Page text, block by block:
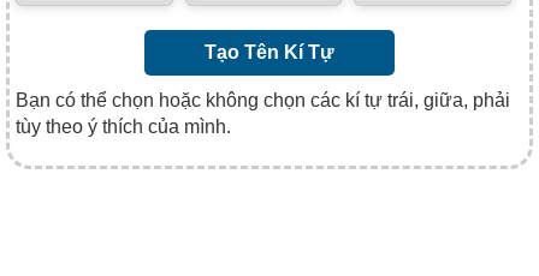
Tạo Tên Kí Tự
Bạn có thể chọn hoặc không chọn các kí tự trái, giữa, phải
tùy theo ý thích của mình.